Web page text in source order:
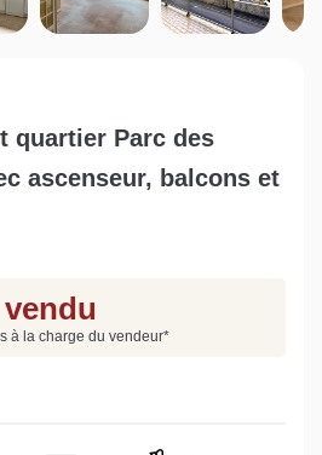
quelles sont les
conséquences ?
recevez votre estimation
maintenant
quartier Parc des
ascenseur, balcons et
vendu
à la charge du vendeur*